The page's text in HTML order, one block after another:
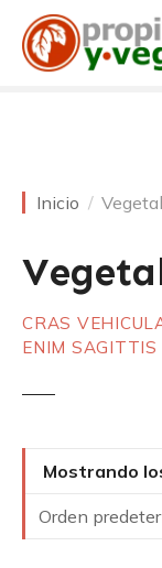
Inicio
CRAS
ENIM SAGITTIS
Mostrando